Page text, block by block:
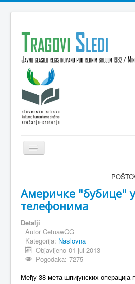
Isključi
navigaciju
VESTI
KULTURA
INTERVJU
MAGAZIN
FELJTON
SPORT
Америчке "бубице"
телефонима
Detalji
Autor CetuawCG
Kategorija: Naslovna
Objavljeno 01 jul 2013
Pogodaka: 7275
Међу 38 мета шпијунских